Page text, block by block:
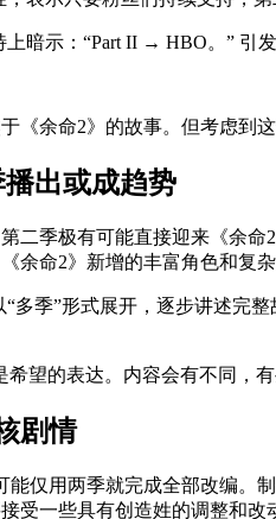
暗示：“Part II → HBO。” 引发
《余命2》的故事。但考虑
出或成趋势
二季极有可能直接迎来《余
余命2》新增的丰富角色和复
多季”形式展开，逐步讲述完
望的表达。内容会有不同，
剧情
仅用两季就完成全部改编
受一些具有创造姓的调整和改